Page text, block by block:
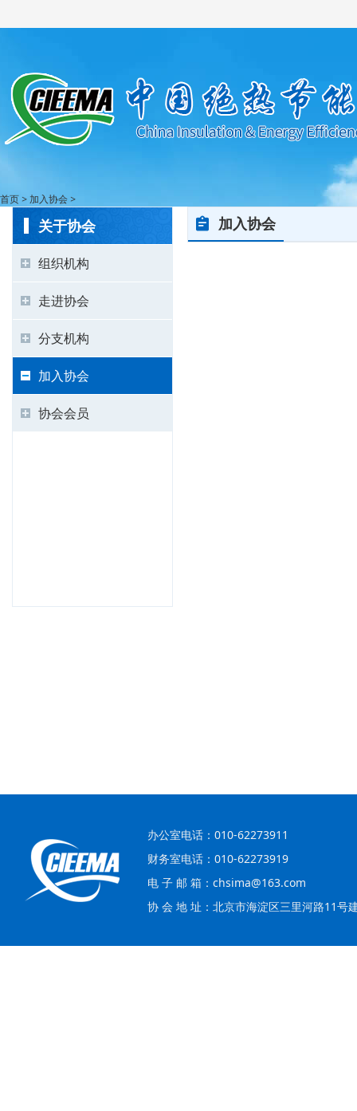
首页 >加入协会 >
关于协会
组织机构
走进协会
分支机构
加入协会
协会会员
加入协会
办公室电话：010-62273911
财务室电话：010-62273919
电 子 邮 箱：chsima@163.com
协 会 地 址：北京市海淀区三里河路11号